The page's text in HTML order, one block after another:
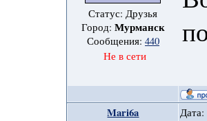
Статус: Друзья
Город: Мурманск
Сообщения: 440
Не в сети
Mari6a